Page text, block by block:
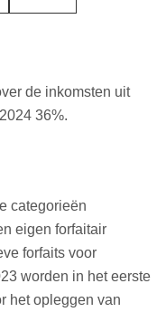
de inkomsten uit
36%.
categorieën
eigen forfaitair
forfaits voor
worden in het eerste
het opleggen van